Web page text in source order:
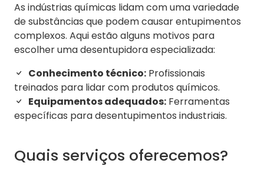
As indústrias químicas lidam com uma variedade
de substâncias que podem causar entupimentos
complexos. Aqui estão alguns motivos para
escolher uma desentupidora especializada:
Conhecimento técnico: Profissionais
treinados para lidar com produtos químicos.
Equipamentos adequados: Ferramentas
específicas para desentupimentos industriais.
Quais serviços oferecemos?